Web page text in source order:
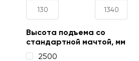
Высота подъема со
стандартной мачтой, мм
2500